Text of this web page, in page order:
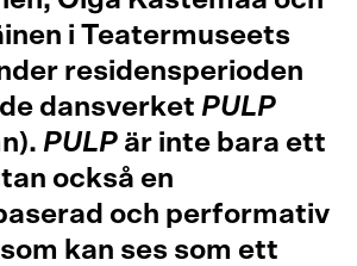
i Teatermuseets
residensperioden
dansverket PULP
PULP är inte bara ett
också en
och performativ
kan ses som ett